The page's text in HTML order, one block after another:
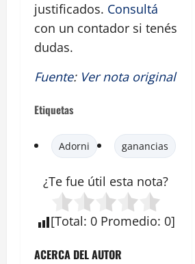
justificados. Consultá
con un contador si tenés
dudas.
Fuente: Ver nota original
Etiquetas
Adorni ganancias
¿Te fue útil esta nota?
[Total: 0 Promedio: 0]
ACERCA DEL AUTOR